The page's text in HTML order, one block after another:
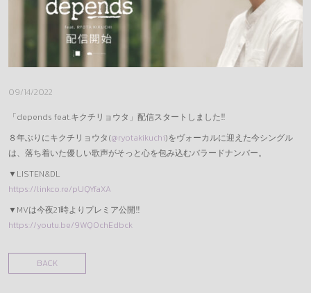
09/14/2022
「depends feat.キクチリョウタ」配信スタートしました‼︎
８年ぶりにキクチリョウタ(@ryotakikuchi)をヴォーカルに迎えた今シングル
は、落ち着いた優しい歌声がそっと心を包み込むバラードナンバー。
▼LISTEN&DL
https://linkco.re/pUQYfaXA
▼MVは今夜21時よりプレミア公開‼︎
https://youtu.be/9WQ0chEdbck
BACK